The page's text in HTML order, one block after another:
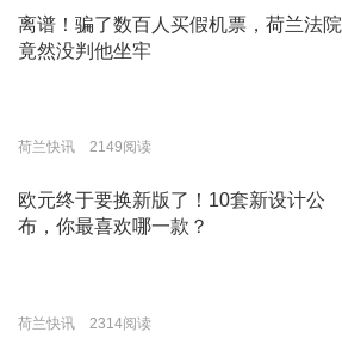
离谱！骗了数百人买假机票，荷兰法院
竟然没判他坐牢
荷兰快讯 2149阅读
欧元终于要换新版了！10套新设计公
布，你最喜欢哪一款？
荷兰快讯 2314阅读